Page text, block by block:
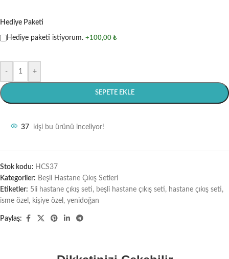
Hediye Paketi
Hediye paketi istiyorum. +100,00 ₺
- +
SEPETE EKLE
37 kişi bu ürünü inceliyor!
Stok kodu: HCS37
Kategoriler: Beşli Hastane Çıkış Setleri
Etiketler: 5li hastane çıkış seti, beşli hastane çıkış seti, hastane çıkış seti,
isme özel , kişiye özel , yenidoğan
Paylaş: